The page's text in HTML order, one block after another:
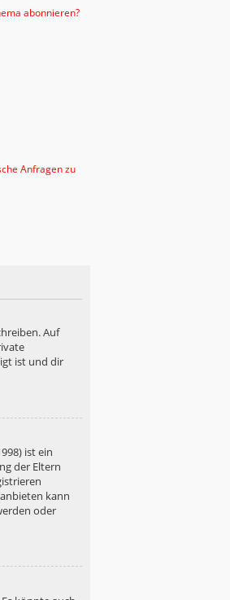
abonnieren?
Anfragen zu
Auf
ist und dir
ist ein
der Eltern
kann
oder